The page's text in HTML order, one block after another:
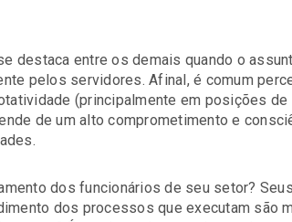
destaca entre os demais quando o
pelos servidores. Afinal, é comum
(principalmente em posições
de um alto comprometimento e
dos funcionários de seu setor?
dos processos que executam são